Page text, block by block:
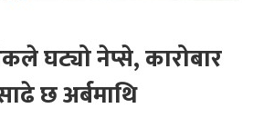
घट्यो नेप्से, कारोबार
छ अर्बमाथि